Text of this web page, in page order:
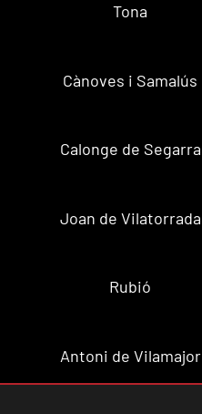
Tona
Cànoves i Samalús
Calonge de Segarra
Joan de Vilatorrada
Rubió
Antoni de Vilamajor